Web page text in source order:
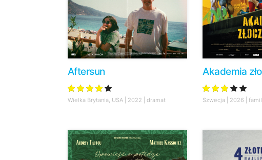
Aftersun
Wielka Brytania, USA | 2022 | dramat
Akademia
Szwecja | 2026 |